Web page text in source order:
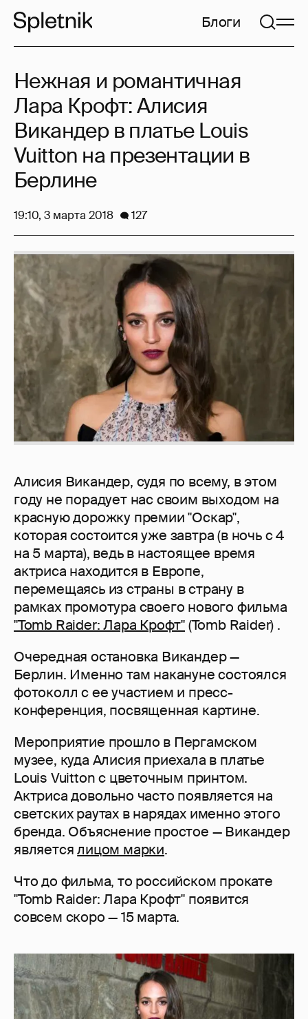
Блоги
Алисия Викандер, судя по всему, в этом
году не порадует нас своим выходом на
красную дорожку премии "Оскар",
которая состоится уже завтра (в ночь с 4
на 5 марта), ведь в настоящее время
актриса находится в Европе,
перемещаясь из страны в страну в
рамках промотура своего нового фильма
"Tomb Raider: Лара Крофт"(Tomb Raider) .
Очередная остановка Викандер —
Берлин. Именно там накануне состоялся
фотоколл с ее участием и пресс-
конференция, посвященная картине.
Мероприятие прошло в Пергамском
музее, куда Алисия приехала в платье
Louis Vuitton с цветочным принтом.
Актриса довольно часто появляется на
светских раутах в нарядах именно этого
бренда. Объяснение простое — Викандер
являетсялицом марки.
Что до фильма, то российском прокате
"Tomb Raider: Лара Крофт" появится
совсем скоро — 15 марта.
Нежная и романтичная
Лара Крофт: Алисия
Викандер в платье Louis
Vuitton на презентации в
Берлине
19:10, 3 марта 2018 127